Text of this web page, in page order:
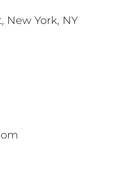
New York, NY